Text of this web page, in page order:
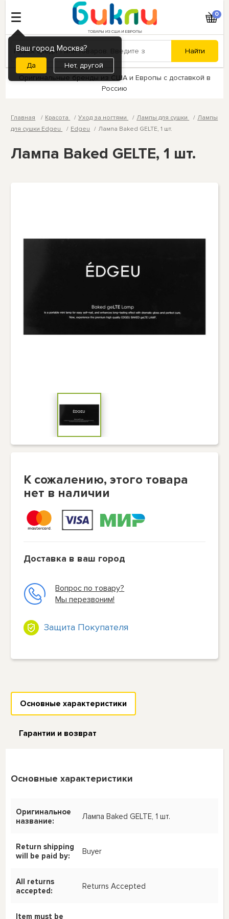
Ваш город Москва?
Нет, другой
0
Оригинальные бренды из США и Европы с доставкой в
Россию
Главная Красота Уход за ногтями Лампы для сушки
Лампы
для сушки Edgeu
Edgeu Лампа Baked GELTE, 1 шт.
Лампа Baked GELTE, 1 шт.
К сожалению, этого товара
нет в наличии
Доставка в ваш город
Вопрос по товару?
Мы перезвоним!
Защита Покупателя
Основные характеристики
Гарантии и возврат
Основные характеристики
Оригинальное
название:
Лампа Baked GELTE, 1 шт.
Return shipping
will be paid by:
Buyer
All returns
accepted:
Returns Accepted
Item must be